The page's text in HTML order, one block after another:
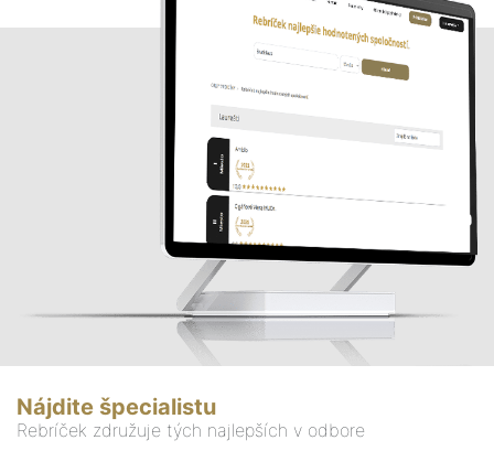
Nájdite špecialistu
Rebríček združuje tých najlepších v odbore